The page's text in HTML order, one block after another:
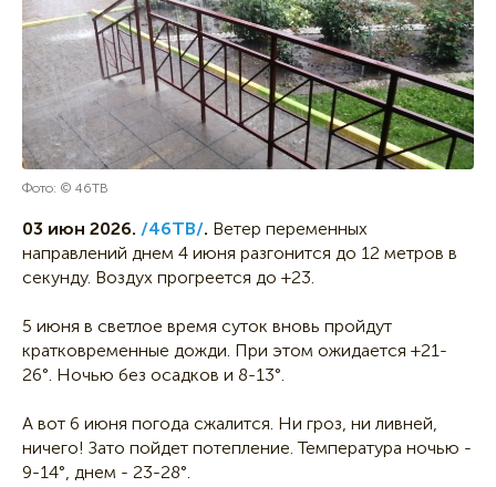
Фото: © 46ТВ
03 июн 2026. /46ТВ/. Ветер переменных
направлений днем 4 июня разгонится до 12 метров в
секунду. Воздух прогреется до +23.
5 июня в светлое время суток вновь пройдут
кратковременные дожди. При этом ожидается +21-
26°. Ночью без осадков и 8-13°.
А вот 6 июня погода сжалится. Ни гроз, ни ливней,
ничего! Зато пойдет потепление. Температура ночью -
9-14°, днем - 23-28°.